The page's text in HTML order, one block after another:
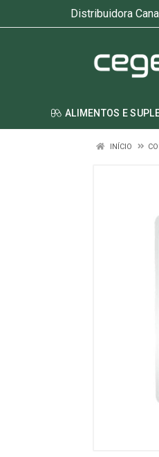
Distribuidora
ALIMENTOS E
INÍCIO